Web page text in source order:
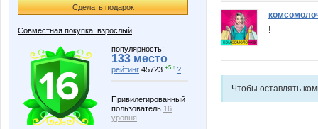
Сделать подарок
Совместная покупка: взрослый
популярность:
133 место
рейтинг 45723 +5 ↑ ?
Привилегированный
пользователь 16
уровня
!
Чтобы оставлять